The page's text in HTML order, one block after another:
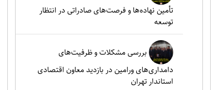
تأمین نهاده‌ها و فرصت‌های صادراتی در انتظار
توسعه
بررسی مشکلات و ظرفیت‌های
دامداری‌های ورامین در بازدید معاون اقتصادی
استاندار تهران